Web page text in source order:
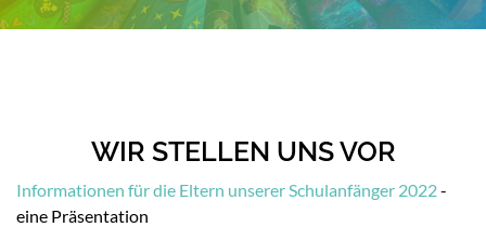
WIR STELLEN UNS VOR
Informationen für die Eltern unserer Schulanfänger 2022-
eine Präsentation